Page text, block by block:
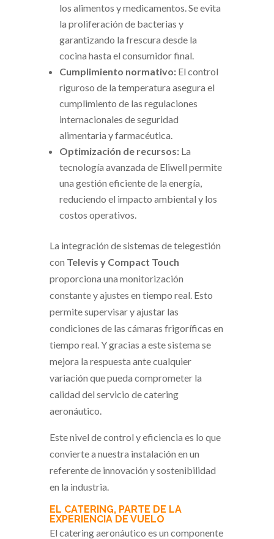
los alimentos y medicamentos. Se evita
la proliferación de bacterias y
garantizando la frescura desde la
cocina hasta el consumidor final.
Cumplimiento normativo:El control
riguroso de la temperatura asegura el
cumplimiento de las regulaciones
internacionales de seguridad
alimentaria y farmacéutica.
Optimización de recursos:La
tecnología avanzada de Eliwell permite
una gestión eficiente de la energía,
reduciendo el impacto ambiental y los
costos operativos.
La integración de sistemas de telegestión
con Televis y Compact Touch
proporciona una monitorización
constante y ajustes en tiempo real. Esto
permite supervisar y ajustar las
condiciones de las cámaras frigoríficas en
tiempo real. Y gracias a este sistema se
mejora la respuesta ante cualquier
variación que pueda comprometer la
calidad del servicio de catering
aeronáutico.
Este nivel de control y eficiencia es lo que
convierte a nuestra instalación en un
referente de innovación y sostenibilidad
en la industria.
EL CATERING, PARTE DE LA
EXPERIENCIA DE VUELO
El catering aeronáutico es un componente